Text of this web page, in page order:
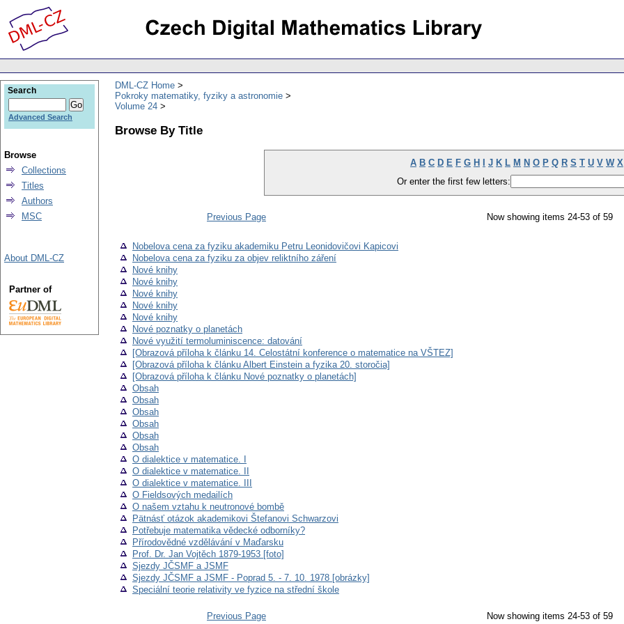
DML-CZ Home
Pokroky matematiky, fyziky a astronomie
Volume 24
Browse By Title
A B C D E F G H J K L M N O P Q R S T U V W X
Or enter the first few letters:
Previous Page Now showing items 24-53 of 59
Nobelova cena za fyziku akademiku Petru Leonidovičovi Kapicovi
Nobelova cena za fyziku za objev reliktního záření
Nové knihy
Nové knihy
Nové knihy
Nové knihy
Nové knihy
Nové poznatky o planetách
Nové využití termoluminiscence: datování
[Obrazová příloha k článku 14. Celostátní konference o matematice na VŠTEZ]
[Obrazová příloha k článku Albert Einstein a fyzika 20. storočia]
[Obrazová příloha k článku Nové poznatky o planetách]
Obsah
Obsah
Obsah
Obsah
Obsah
Obsah
O dialektice v matematice. I
O dialektice v matematice. II
O dialektice v matematice. III
O Fieldsových medailích
O našem vztahu k neutronové bombě
Pätnásť otázok akademikovi Štefanovi Schwarzovi
Potřebuje matematika vědecké odborníky?
Přírodovědné vzdělávání v Maďarsku
Prof. Dr. Jan Vojtěch 1879-1953 [foto]
Sjezdy JČSMF a JSMF
Sjezdy JČSMF a JSMF - Poprad 5. - 7. 10. 1978 [obrázky]
Speciální teorie relativity ve fyzice na střední škole
Previous Page Now showing items 24-53 of 59
Search
Advanced Search
Browse
Collections
Titles
Authors
MSC
About DML-CZ
Partner of